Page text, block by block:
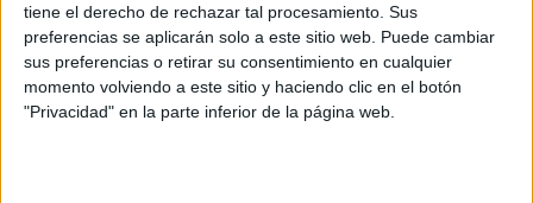
tiene el derecho de rechazar tal procesamiento. Sus
preferencias se aplicarán solo a este sitio web. Puede cambiar
sus preferencias o retirar su consentimiento en cualquier
momento volviendo a este sitio y haciendo clic en el botón
"Privacidad" en la parte inferior de la página web.
Términos y Condiciones de Uso
Aceptolos Términos y Condicionesde uso*